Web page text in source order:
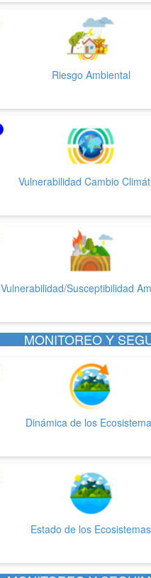
Riesgo Ambiental
Vulnerabilidad Cambio
Vulnerabilidad/Susceptibilidad
MONITOREO Y
Dinámica de los
Estado de los Ecosistemas